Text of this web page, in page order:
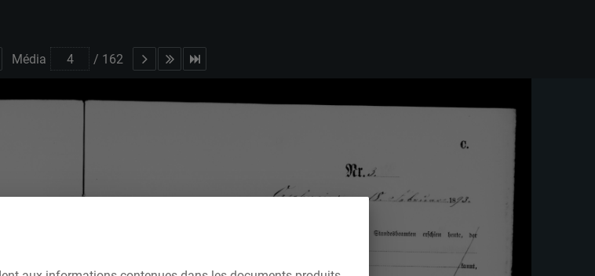
Média / 162